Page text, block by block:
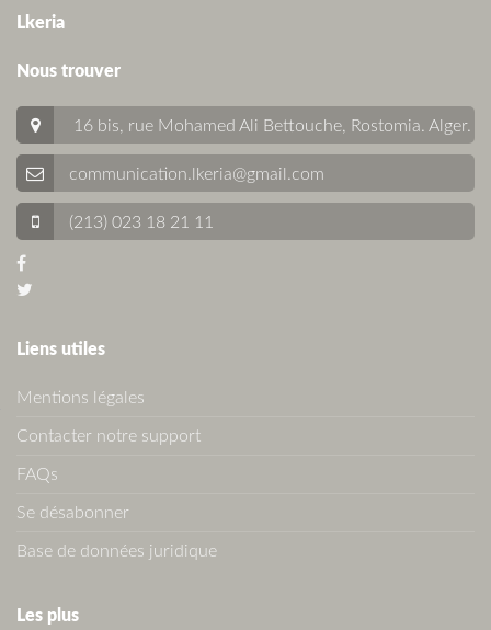
Lkeria
Nous trouver
16 bis, rue Mohamed Ali Bettouche, Rostomia. Alger.
communication.lkeria@gmail.com
(213) 023 18 21 11
Liens utiles
Mentions légales
Contacter notre support
FAQs
Se désabonner
Base de données juridique
Les plus